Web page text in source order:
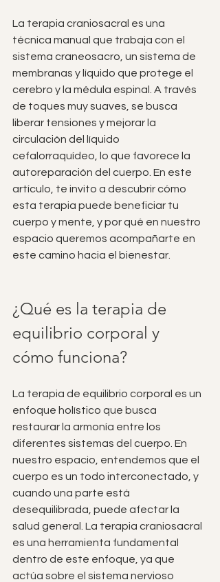
La terapia craniosacral es una
técnica manual que trabaja con el
sistema craneosacro, un sistema de
membranas y líquido que protege el
cerebro y la médula espinal. A través
de toques muy suaves, se busca
liberar tensiones y mejorar la
circulación del líquido
cefalorraquídeo, lo que favorece la
autoreparación del cuerpo. En este
artículo, te invito a descubrir cómo
esta terapia puede beneficiar tu
cuerpo y mente, y por qué en nuestro
espacio queremos acompañarte en
este camino hacia el bienestar.
¿Qué es la terapia de
equilibrio corporal y
cómo funciona?
La terapia de equilibrio corporal es un
enfoque holístico que busca
restaurar la armonía entre los
diferentes sistemas del cuerpo. En
nuestro espacio, entendemos que el
cuerpo es un todo interconectado, y
cuando una parte está
desequilibrada, puede afectar la
salud general. La terapia craniosacral
es una herramienta fundamental
dentro de este enfoque, ya que
actúa sobre el sistema nervioso